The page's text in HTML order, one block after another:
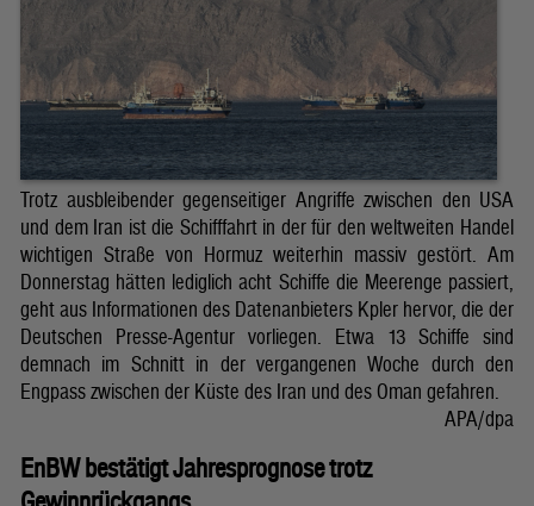
Trotz ausbleibender gegenseitiger Angriffe zwischen den USA
und dem Iran ist die Schifffahrt in der für den weltweiten Handel
wichtigen Straße von Hormuz weiterhin massiv gestört. Am
Donnerstag hätten lediglich acht Schiffe die Meerenge passiert,
geht aus Informationen des Datenanbieters Kpler hervor, die der
Deutschen Presse-Agentur vorliegen. Etwa 13 Schiffe sind
demnach im Schnitt in der vergangenen Woche durch den
Engpass zwischen der Küste des Iran und des Oman gefahren.
APA/dpa
EnBW bestätigt Jahresprognose trotz